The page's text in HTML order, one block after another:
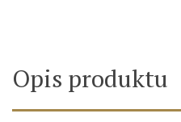
Opis produktu